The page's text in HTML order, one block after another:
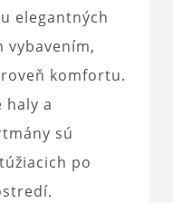
elegantných
vybavením,
komfortu.
haly a
sú
po